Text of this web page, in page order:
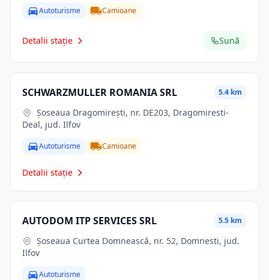
Autoturisme Camioane
Detalii stație Sună
SCHWARZMULLER ROMANIA SRL 5.4 km
Deal, jud. Ilfov
Autoturisme Camioane
Detalii stație
AUTODOM ITP SERVICES SRL 5.5 km
Ilfov
Autoturisme